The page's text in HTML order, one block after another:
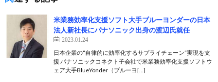
米業務効率化支援ソフト大手ブルーヨンダーの日本
法人新社長にパナソニック出身の渡辺氏就任
2023.01.24
日本企業の“自律的に効率化するサプライチェーン”実現を支
援 パナソニックコネクト子会社で米業務効率化支援ソフトウ
ェア大手BlueYonder（ブルーヨ[…]